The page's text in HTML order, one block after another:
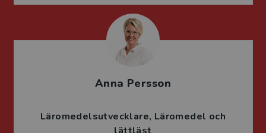
Anna Persson
Läromedelsutvecklare Läromedel och
lättläst